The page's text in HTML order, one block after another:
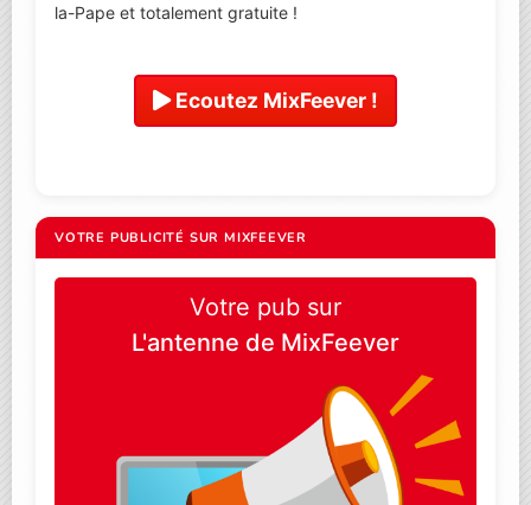
la-Pape et totalement gratuite !
Ecoutez MixFeever !
VOTRE PUBLICITÉ SUR MIXFEEVER
Votre pub sur
L'antenne de MixFeever